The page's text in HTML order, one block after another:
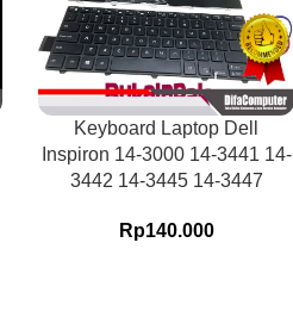
Keyboard Laptop Dell
Inspiron 14-3000 14-3441 14-
3442 14-3445 14-3447
Rp140.000